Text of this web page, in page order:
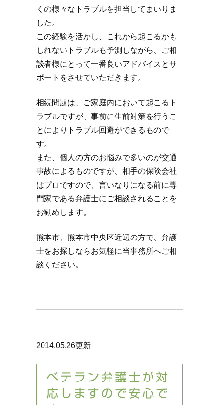
くの様々なトラブルを担当してまいりま
した。
この経験を活かし、これから起こるかも
しれないトラブルも予測しながら、ご相
談者様にとって一番良いアドバイスとサ
ポートをさせていただきます。
相続問題は、ご家庭内において起こるト
ラブルですが、事前に生前対策を行うこ
とによりトラブル回避ができるもので
す。
また、個人の方のお悩みで多いのが交通
事故によるものですが、相手の保険会社
はプロですので、言いなりになる前に専
門家である弁護士にご相談されることを
お勧めします。
熊本市、熊本市中央区近辺の方で、弁護
士をお探しならお気軽に当事務所へご相
談ください。
2014.05.26更新
ベテラン弁護士が対
応しますので安心で